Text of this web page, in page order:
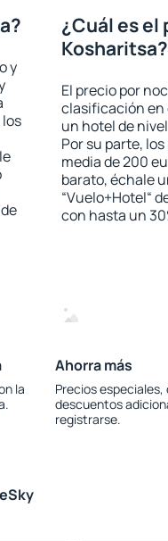
y
¿Cuál es el
Kosharitsa?
El precio por
clasificación en
un hotel de
Por su parte,
media de 200
barato, échale
“Vuelo+Hotel“
con hasta un
la
Ahorra más
Precios
descuentos
registrarse.